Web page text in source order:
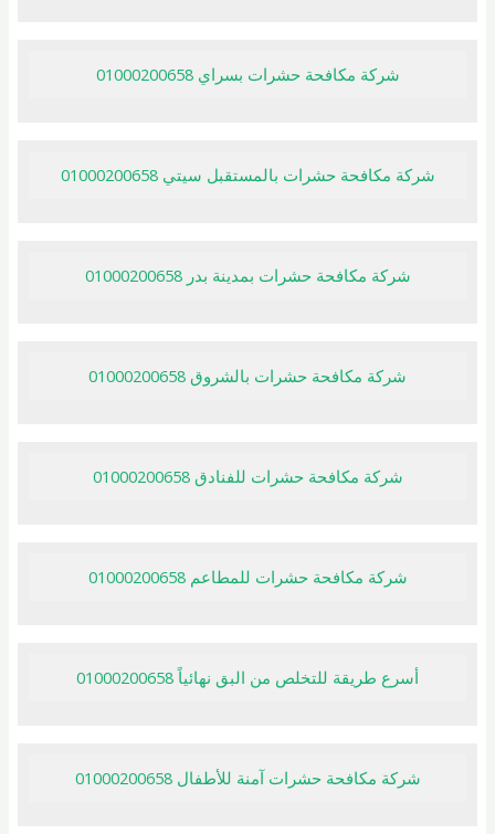
شركة مكافحة حشرات بسراي 01000200658
شركة مكافحة حشرات بالمستقبل سيتي 01000200658
شركة مكافحة حشرات بمدينة بدر 01000200658
شركة مكافحة حشرات بالشروق 01000200658
شركة مكافحة حشرات للفنادق 01000200658
شركة مكافحة حشرات للمطاعم 01000200658
أسرع طريقة للتخلص من البق نهائياً 01000200658
شركة مكافحة حشرات آمنة للأطفال 01000200658